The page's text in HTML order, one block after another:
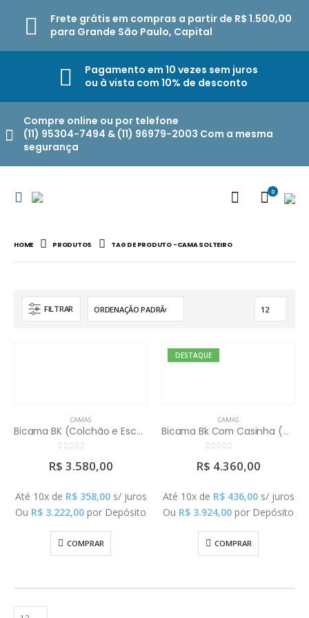
Frete grátis em compras a partir de R$ 1.500,00
para Grande São Paulo, Capital
Pagamento em 10 vezes sem juros
ou à vista com 10% de desconto
Compre online ou por telefone
(11) 95304-7494 & (11) 96979-2003 Com a mesma
segurança
0
HOME PRODUTOS TAG DE PRODUTO -CAMA SOLTEIRO
FILTRAR
CAMAS
Bicama BK (Colchão e Escorrega Vendidos Separadamente)
R$ 3.580,00
Até 10x de R$358,00 s/ juros
Ou R$ 3.222,00 por Depósito
COMPRAR
DESTAQUE
CAMAS
Bicama Bk Com Casinha (Colchões e Escorrega Vendidos Separadamente)
R$ 4.360,00
Até 10x de R$436,00 s/ juros
Ou R$ 3.924,00 por Depósito
COMPRAR